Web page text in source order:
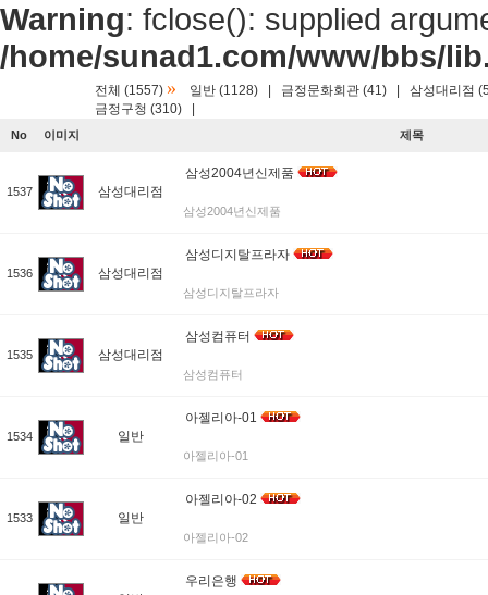
Warning: fclose(): supplied
/home/sunad1.com/www/bbs/
전체 (1557) » 일반 (1128) 금정문화회관 (41)
삼성대리점
금정구청 (310)
No 이미지 제목
1537 삼성대리점
삼성2004년신제품
삼성2004년신제품
1536 삼성대리점
삼성디지탈프라자
삼성디지탈프라자
1535 삼성대리점
삼성컴퓨터
삼성컴퓨터
1534 일반
아젤리아-01
아젤리아-01
1533 일반
아젤리아-02
아젤리아-02
우리은행